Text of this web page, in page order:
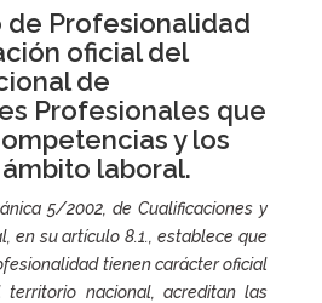
de Profesionalidad
oficial del
de
Profesionales que
y los
laboral.
5/2002, de Cualificaciones y
en su artículo 8.1., establece que
tienen carácter oficial
nacional, acreditan las